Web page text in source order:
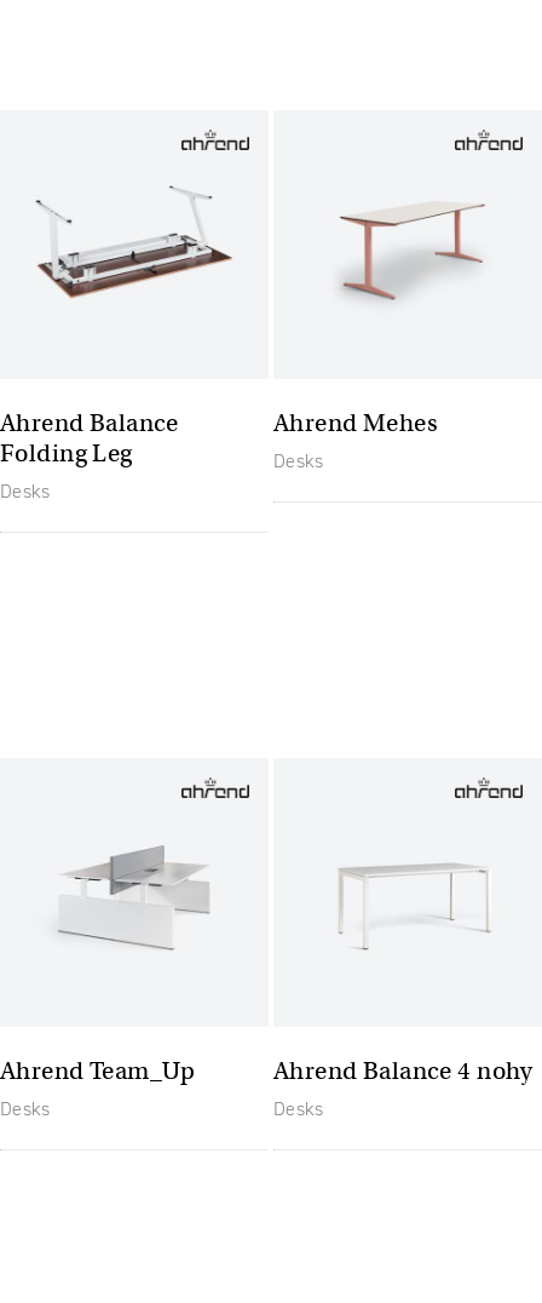
Ahrend Balance
Folding Leg
Desks
Ahrend Mehes
Desks
Ahrend Team_Up
Desks
Ahrend Balance 4 nohy
Desks